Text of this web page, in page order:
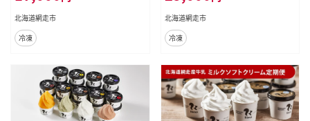
北海道網走市
冷凍
北海道網走市
冷凍